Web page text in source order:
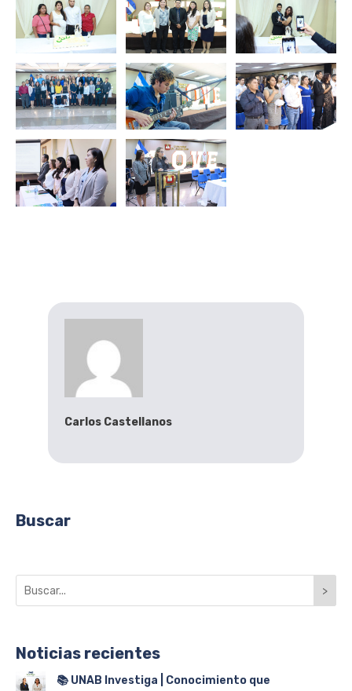
Carlos Castellanos
Buscar
>
Noticias recientes
📚 UNAB Investiga | Conocimiento que